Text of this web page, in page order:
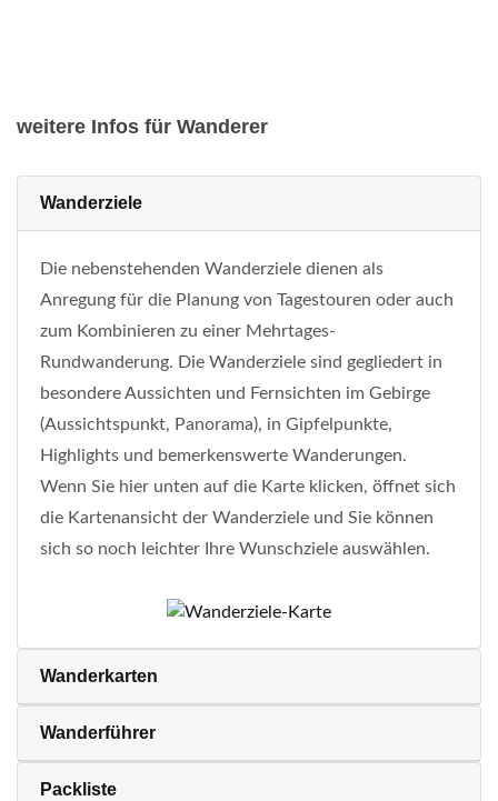
weitere Infos für Wanderer
Wanderziele
Die nebenstehenden Wanderziele dienen als
Anregung für die Planung von Tagestouren oder auch
zum Kombinieren zu einer Mehrtages-
Rundwanderung. Die Wanderziele sind gegliedert in
besondere Aussichten und Fernsichten im Gebirge
(Aussichtspunkt, Panorama), in Gipfelpunkte,
Highlights und bemerkenswerte Wanderungen.
Wenn Sie hier unten auf die Karte klicken, öffnet sich
die Kartenansicht der Wanderziele und Sie können
sich so noch leichter Ihre Wunschziele auswählen.
Wanderkarten
Wanderführer
Packliste